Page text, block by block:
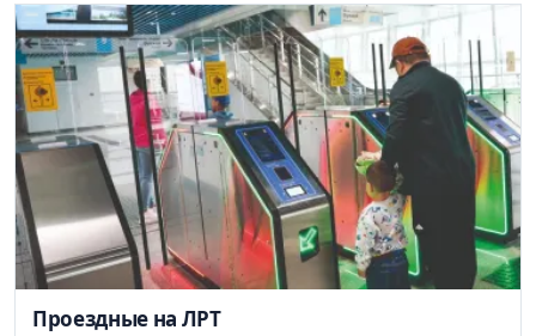
Проездные на ЛРТ